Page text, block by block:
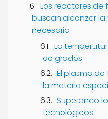
Los reactores de
buscan alcanzar
necesaria
La
de grados
El plasma
la materia
Superando
tecnológicos